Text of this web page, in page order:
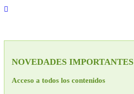
NOVEDADES IMPORTANTES
Acceso a todos los contenidos